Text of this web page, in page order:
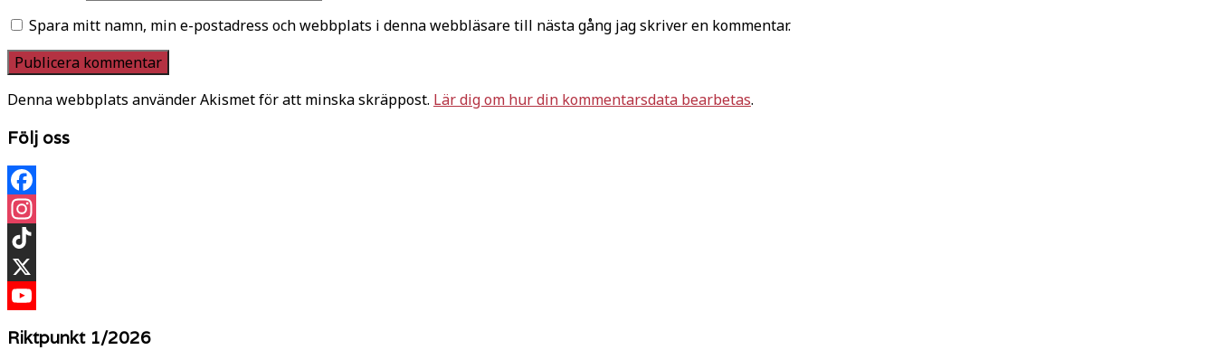
Spara mitt namn, min e-postadress och webbplats i denna webbläsare till nästa gång jag skriver en kommentar.
Denna webbplats använder Akismet för att minska skräppost. Lär dig om hur din kommentarsdata bearbetas.
Följ oss
Facebook
Instagram
TikTok
X
Riktpunkt 1/2026